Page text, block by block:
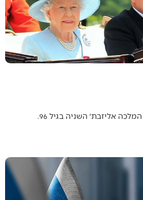
לפני כשבועיים נפטרה המלכה אליזבת׳ השניה בגיל 96.